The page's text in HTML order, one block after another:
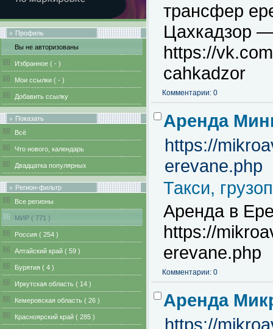
Профиль
Вы не авторизованы
Избранное ( - )
Мои ссылки ( - )
Добавить ссылку
Показать
Всё
Что нового, календарь
Двадцатка популярных
Регион-фильтр
Все регионы
MИР ( 771 )
Pоссия ( 254 )
Алтайский край ( 59 )
Бурятия ( 4 )
Иркутская область ( 14 )
Кемеровская область ( 26 )
Красноярский край ( 285 )
трансфер
Цахкадзор
https://
cahkadzor
Комментарии: 0
Аренда
https://
erevane.php
Такси,
Аренда в
https://
erevane.php
Комментарии: 0
Аренда
https://